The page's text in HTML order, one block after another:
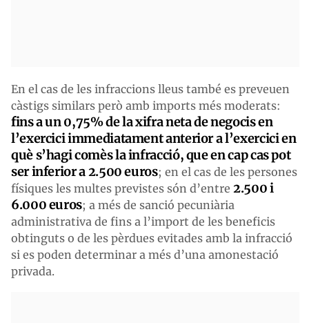
En el cas de les infraccions lleus també es preveuen
càstigs similars però amb imports més moderats:
fins a un 0,75% de la xifra neta de negocis en
l’exercici immediatament anterior a l’exercici en
què s’hagi comès la infracció, que en cap cas pot
ser inferior a 2.500 euros; en el cas de les persones
físiques les multes previstes són d’entre 2.500 i
6.000 euros; a més de sanció pecuniària
administrativa de fins a l’import de les beneficis
obtinguts o de les pèrdues evitades amb la infracció
si es poden determinar a més d’una amonestació
privada.